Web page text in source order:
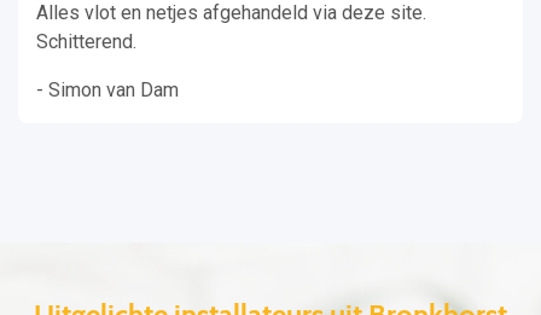
Alles vlot en netjes afgehandeld via deze site.
Schitterend.
- Simon van Dam